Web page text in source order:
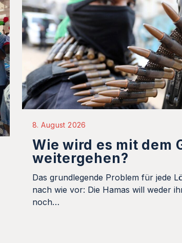
8. August 2026
Wie wird es mit dem
weitergehen?
Das grundlegende Problem für jede
nach wie vor: Die Hamas will weder
noch…